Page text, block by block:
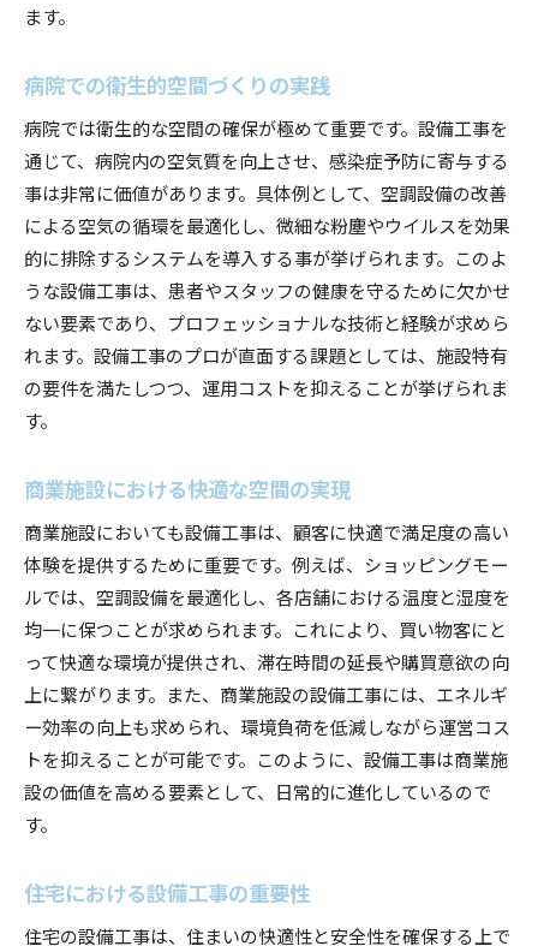
ます。
病院での衛生的空間づくりの実践
病院では衛生的な空間の確保が極めて重要です。設備工事を
通じて、病院内の空気質を向上させ、感染症予防に寄与する
事は非常に価値があります。具体例として、空調設備の改善
による空気の循環を最適化し、微細な粉塵やウイルスを効果
的に排除するシステムを導入する事が挙げられます。このよ
うな設備工事は、患者やスタッフの健康を守るために欠かせ
ない要素であり、プロフェッショナルな技術と経験が求めら
れます。設備工事のプロが直面する課題としては、施設特有
の要件を満たしつつ、運用コストを抑えることが挙げられま
す。
商業施設における快適な空間の実現
商業施設においても設備工事は、顧客に快適で満足度の高い
体験を提供するために重要です。例えば、ショッピングモー
ルでは、空調設備を最適化し、各店舗における温度と湿度を
均一に保つことが求められます。これにより、買い物客にと
って快適な環境が提供され、滞在時間の延長や購買意欲の向
上に繋がります。また、商業施設の設備工事には、エネルギ
ー効率の向上も求められ、環境負荷を低減しながら運営コス
トを抑えることが可能です。このように、設備工事は商業施
設の価値を高める要素として、日常的に進化しているので
す。
住宅における設備工事の重要性
住宅の設備工事は、住まいの快適性と安全性を確保する上で